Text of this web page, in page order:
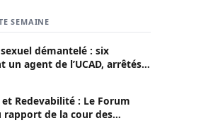
infrastructures irrégulières
SEMAINE
démantelé : six
un agent de l’UCAD, arrêtés à
avoue avoir propagé le
Redevabilité : Le Forum
rapport de la cour des